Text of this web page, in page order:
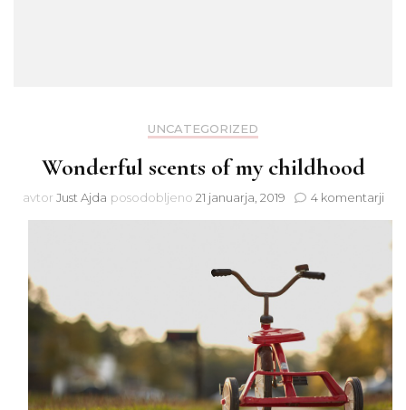
UNCATEGORIZED
Wonderful scents of my childhood
avtor Just Ajda posodobljeno 21 januarja, 2019 4 komentarjina
of